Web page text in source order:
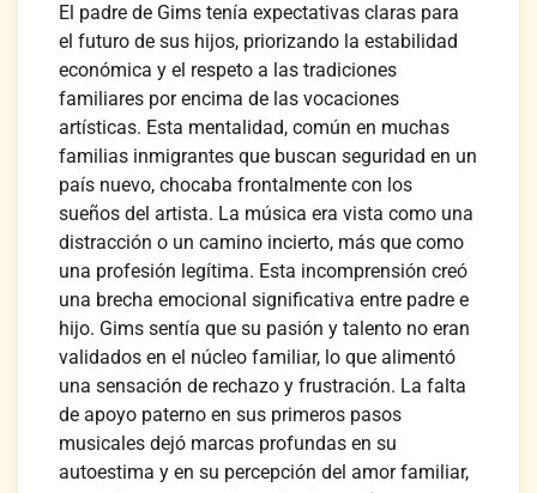
El padre de Gims tenía expectativas claras para
el futuro de sus hijos, priorizando la estabilidad
económica y el respeto a las tradiciones
familiares por encima de las vocaciones
artísticas. Esta mentalidad, común en muchas
familias inmigrantes que buscan seguridad en un
país nuevo, chocaba frontalmente con los
sueños del artista. La música era vista como una
distracción o un camino incierto, más que como
una profesión legítima. Esta incomprensión creó
una brecha emocional significativa entre padre e
hijo. Gims sentía que su pasión y talento no eran
validados en el núcleo familiar, lo que alimentó
una sensación de rechazo y frustración. La falta
de apoyo paterno en sus primeros pasos
musicales dejó marcas profundas en su
autoestima y en su percepción del amor familiar,